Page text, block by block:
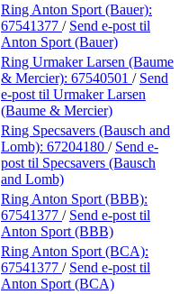
Ring Anton Sport (Bauer):
67541377 / Send e-post til
Anton Sport (Bauer)
Ring Urmaker Larsen (Baume
& Mercier): 67540501 / Send
e-post til Urmaker Larsen
(Baume & Mercier)
Ring Specsavers (Bausch and
Lomb): 67204180 / Send e-
post til Specsavers (Bausch
and Lomb)
Ring Anton Sport (BBB):
67541377 / Send e-post til
Anton Sport (BBB)
Ring Anton Sport (BCA):
67541377 / Send e-post til
Anton Sport (BCA)